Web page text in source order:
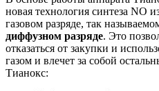
новая технология синтеза NO
газовом разряде, так
диффузном разряде. Это
отказаться от закупки и
газом и влечет за собой
Тианокс: